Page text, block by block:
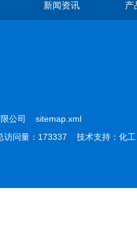
新闻资讯 产
限公司 sitemap.xml
问量：173337 技术支持： 化工